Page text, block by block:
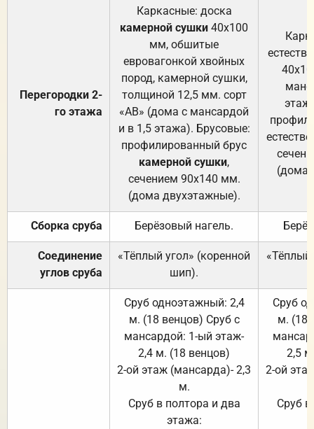
Перегородки 2-
го этажа
Каркасные: доска
камерной сушки 40х100
мм, обшитые
евровагонкой хвойных
пород, камерной сушки,
толщиной 12,5 мм. сорт
«АВ» (дома с мансардой
и в 1,5 этажа). Брусовые:
профилированный брус
камерной сушки,
сечением 90х140 мм.
(дома двухэтажные).
(дома
Сборка сруба Берёзовый нагель.
Соединение
углов сруба
«Тёплый угол» (коренной
шип).
«Тёплый
Сруб одноэтажный: 2,4
м. (18 венцов) Сруб с
мансардой: 1-ый этаж-
2,4 м. (18 венцов)
2-ой этаж (мансарда)- 2,3
м.
Сруб в полтора и два
этажа:
Сруб
м. (18
2,5
2-ой
Сруб